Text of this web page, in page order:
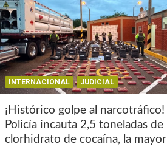
INTERNACIONAL JUDICIAL
¡Histórico golpe al narcotráfico!
Policía incauta 2,5 toneladas de
clorhidrato de cocaína, la mayor